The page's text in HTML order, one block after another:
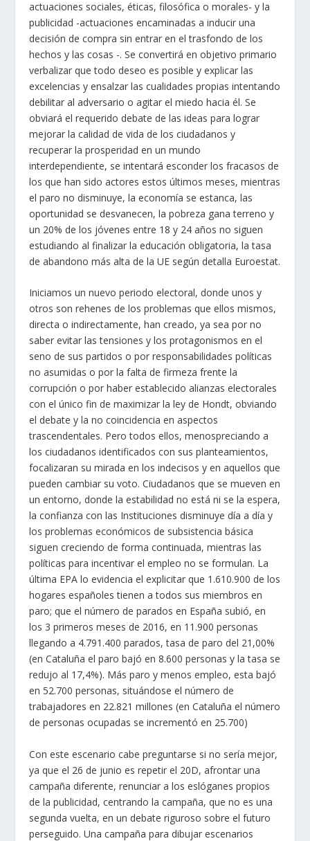
actuaciones sociales, éticas, filosófica o morales- y la
publicidad -actuaciones encaminadas a inducir una
decisión de compra sin entrar en el trasfondo de los
hechos y las cosas -. Se convertirá en objetivo primario
verbalizar que todo deseo es posible y explicar las
excelencias y ensalzar las cualidades propias intentando
debilitar al adversario o agitar el miedo hacia él. Se
obviará el requerido debate de las ideas para lograr
mejorar la calidad de vida de los ciudadanos y
recuperar la prosperidad en un mundo
interdependiente, se intentará esconder los fracasos de
los que han sido actores estos últimos meses, mientras
el paro no disminuye, la economía se estanca, las
oportunidad se desvanecen, la pobreza gana terreno y
un 20% de los jóvenes entre 18 y 24 años no siguen
estudiando al finalizar la educación obligatoria, la tasa
de abandono más alta de la UE según detalla Euroestat.
Iniciamos un nuevo periodo electoral, donde unos y
otros son rehenes de los problemas que ellos mismos,
directa o indirectamente, han creado, ya sea por no
saber evitar las tensiones y los protagonismos en el
seno de sus partidos o por responsabilidades políticas
no asumidas o por la falta de firmeza frente la
corrupción o por haber establecido alianzas electorales
con el único fin de maximizar la ley de Hondt, obviando
el debate y la no coincidencia en aspectos
trascendentales. Pero todos ellos, menospreciando a
los ciudadanos identificados con sus planteamientos,
focalizaran su mirada en los indecisos y en aquellos que
pueden cambiar su voto. Ciudadanos que se mueven en
un entorno, donde la estabilidad no está ni se la espera,
la confianza con las Instituciones disminuye día a día y
los problemas económicos de subsistencia básica
siguen creciendo de forma continuada, mientras las
políticas para incentivar el empleo no se formulan. La
última EPA lo evidencia el explicitar que 1.610.900 de los
hogares españoles tienen a todos sus miembros en
paro; que el número de parados en España subió, en
los 3 primeros meses de 2016, en 11.900 personas
llegando a 4.791.400 parados, tasa de paro del 21,00%
(en Cataluña el paro bajó en 8.600 personas y la tasa se
redujo al 17,4%). Más paro y menos empleo, esta bajó
en 52.700 personas, situándose el número de
trabajadores en 22.821 millones (en Cataluña el número
de personas ocupadas se incrementó en 25.700)
Con este escenario cabe preguntarse si no sería mejor,
ya que el 26 de junio es repetir el 20D, afrontar una
campaña diferente, renunciar a los eslóganes propios
de la publicidad, centrando la campaña, que no es una
segunda vuelta, en un debate riguroso sobre el futuro
perseguido. Una campaña para dibujar escenarios